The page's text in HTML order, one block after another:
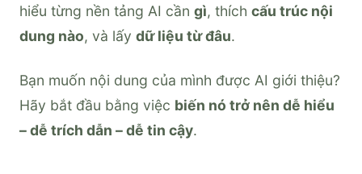
hiểu từng nền tảng AI cần gì, thích cấu trúc nội
dung nào, và lấy dữ liệu từ đâu.
Bạn muốn nội dung của mình được AI giới thiệu?
Hãy bắt đầu bằng việc biến nó trở nên dễ hiểu
– dễ trích dẫn – dễ tin cậy.